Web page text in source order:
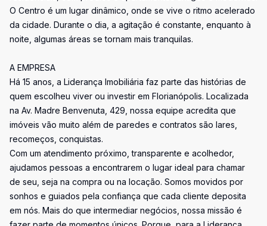
O Centro é um lugar dinâmico, onde se vive o ritmo acelerado
da cidade. Durante o dia, a agitação é constante, enquanto à
noite, algumas áreas se tornam mais tranquilas.
A EMPRESA
Há 15 anos, a Liderança Imobiliária faz parte das histórias de
quem escolheu viver ou investir em Florianópolis. Localizada
na Av. Madre Benvenuta, 429, nossa equipe acredita que
imóveis vão muito além de paredes e contratos são lares,
recomeços, conquistas.
Com um atendimento próximo, transparente e acolhedor,
ajudamos pessoas a encontrarem o lugar ideal para chamar
de seu, seja na compra ou na locação. Somos movidos por
sonhos e guiados pela confiança que cada cliente deposita
em nós. Mais do que intermediar negócios, nossa missão é